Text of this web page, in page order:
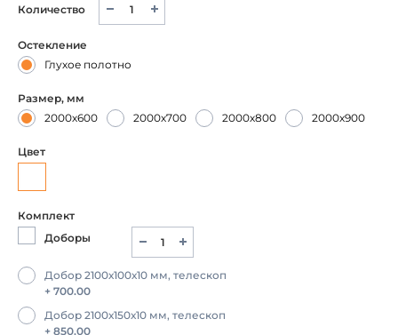
Количество
Остекление
Глухое полотно
Размер, мм
2000х600
2000х700 2000х800 2000х900
Цвет
Комплект
Доборы
Добор 2100х100х10 мм, телескоп
+ 700.00
Добор 2100х150х10 мм, телескоп
+ 850.00